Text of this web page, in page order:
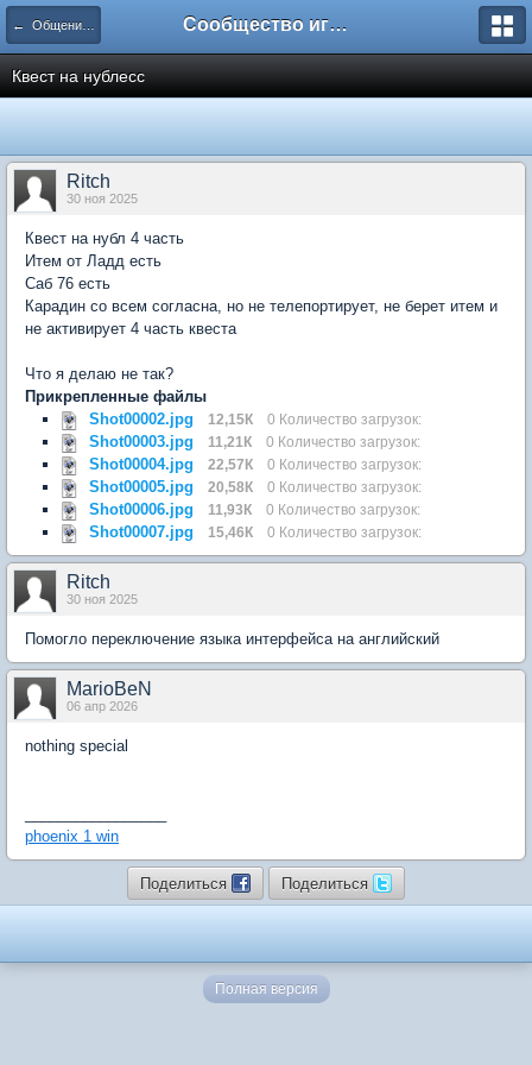
← Общение / Free speak Сообщество игроков L2BesT.Org
Квест на нублесс
Ritch
30 ноя 2025
Квест на нубл 4 часть
Итем от Ладд есть
Саб 76 есть
Карадин со всем согласна, но не телепортирует, не берет итем и
не активирует 4 часть квеста
Что я делаю не так?
Прикрепленные файлы
Shot00002.jpg
12,15К 0 Количество загрузок:
Shot00003.jpg 11,21К 0 Количество загрузок:
Shot00004.jpg 22,57К 0 Количество загрузок:
Shot00005.jpg 20,58К 0 Количество загрузок:
Shot00006.jpg 11,93К 0 Количество загрузок:
Shot00007.jpg 15,46К 0 Количество загрузок:
Ritch
30 ноя 2025
Помогло переключение языка интерфейса на английский
MarioBeN
06 апр 2026
nothing special
phoenix 1 win
Поделиться Поделиться
Полная версия